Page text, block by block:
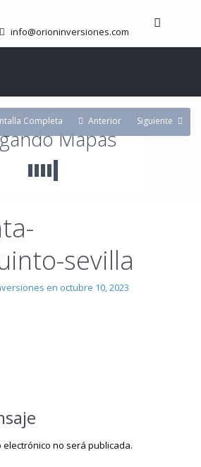
info@orioninversiones.com
Mapas
Completa Anterior Siguiente
sevilla
en octubre 10, 2023
electrónico no será publicada.